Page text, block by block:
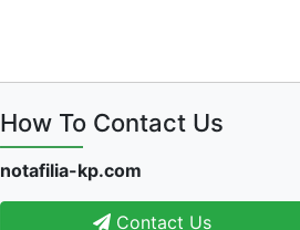
How To Contact Us
notafilia-kp.com
Contact Us